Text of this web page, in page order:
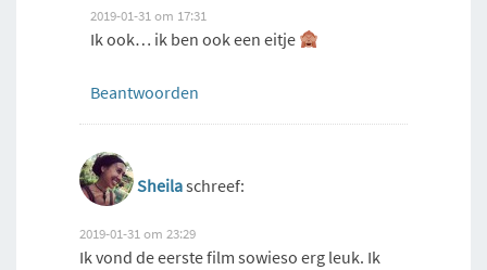
2019-01-31 om 17:31
Ik ook… ik ben ook een eitje
Beantwoorden
Sheilaschreef:
2019-01-31 om 23:29
Ik vond de eerste film sowieso erg leuk. Ik